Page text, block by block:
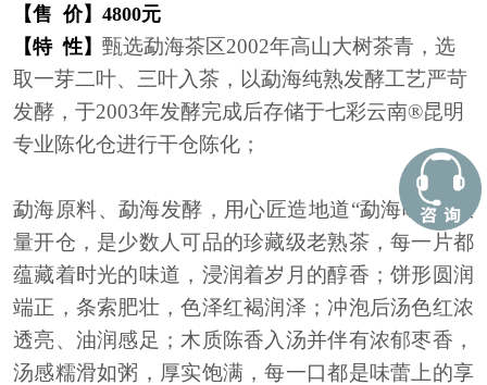
【售 价】4800元
【特 性】 甄选勐海茶区2002年高山大树茶青，选
取一芽二叶、三叶入茶，以勐海纯熟发酵工艺严苛
发酵，于2003年发酵完成后存储于七彩云南®️昆明
专业陈化仓进行干仓陈化；
勐海原料、勐海发酵，用心匠造地道“勐海味”，限
量开仓，是少数人可品的珍藏级老熟茶，每一片都
蕴藏着时光的味道，浸润着岁月的醇香；饼形圆润
端正，条索肥壮，色泽红褐润泽；冲泡后汤色红浓
透亮、油润感足；木质陈香入汤并伴有浓郁枣香，
汤感糯滑如粥，厚实饱满，每一口都是味蕾上的享